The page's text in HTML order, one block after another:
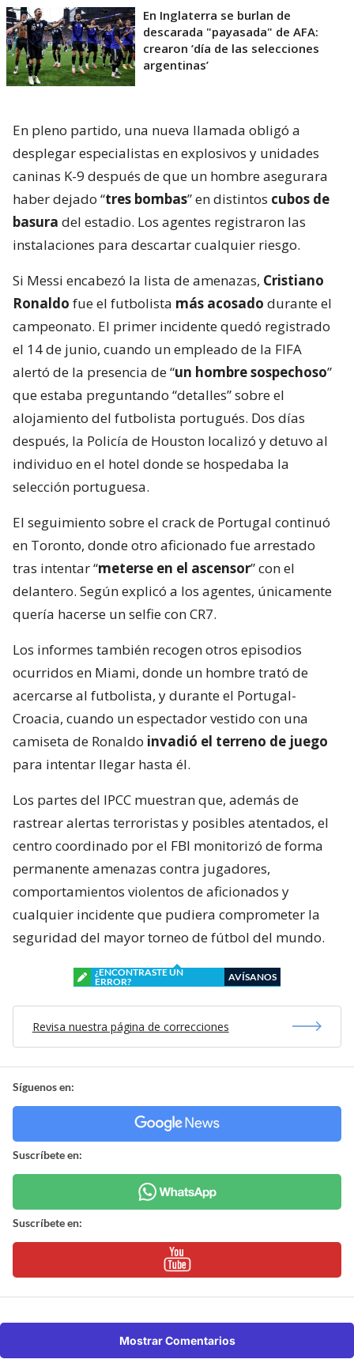
En Inglaterra se burlan de
descarada "payasada" de AFA:
crearon ’día de las selecciones
argentinas’
En pleno partido, una nueva llamada obligó a
desplegar especialistas en explosivos y unidades
caninas K-9 después de que un hombre asegurara
haber dejado “tres bombas” en distintos cubos de
basura del estadio. Los agentes registraron las
instalaciones para descartar cualquier riesgo.
Si Messi encabezó la lista de amenazas, Cristiano
Ronaldo fue el futbolista más acosado durante el
campeonato. El primer incidente quedó registrado
el 14 de junio, cuando un empleado de la FIFA
alertó de la presencia de “un hombre sospechoso”
que estaba preguntando “detalles” sobre el
alojamiento del futbolista portugués. Dos días
después, la Policía de Houston localizó y detuvo al
individuo en el hotel donde se hospedaba la
selección portuguesa.
El seguimiento sobre el crack de Portugal continuó
en Toronto, donde otro aficionado fue arrestado
tras intentar “meterse en el ascensor” con el
delantero. Según explicó a los agentes, únicamente
quería hacerse un selfie con CR7.
Los informes también recogen otros episodios
ocurridos en Miami, donde un hombre trató de
acercarse al futbolista, y durante el Portugal-
Croacia, cuando un espectador vestido con una
camiseta de Ronaldo invadió el terreno de juego
para intentar llegar hasta él.
Los partes del IPCC muestran que, además de
rastrear alertas terroristas y posibles atentados, el
centro coordinado por el FBI monitorizó de forma
permanente amenazas contra jugadores,
comportamientos violentos de aficionados y
cualquier incidente que pudiera comprometer la
seguridad del mayor torneo de fútbol del mundo.
¿ENCONTRASTE UN
ERROR?
AVÍSANOS
Revisa nuestra página de correcciones
Síguenos en:
Suscríbete en:
Suscríbete en:
Mostrar Comentarios